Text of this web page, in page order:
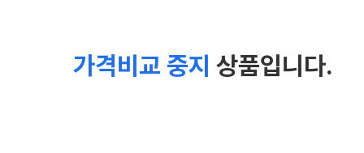
가격비교 중지 상품입니다.